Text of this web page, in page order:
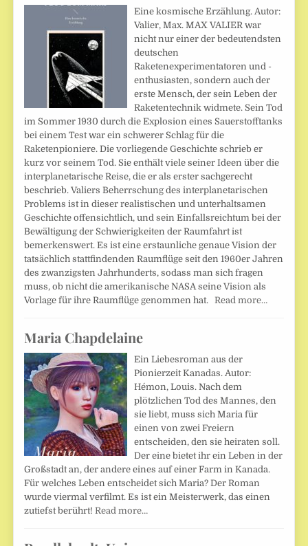
Eine kosmische Erzählung. Autor:
Valier, Max. MAX VALIER war
nicht nur einer der bedeutendsten
deutschen
Raketenexperimentatoren und -
enthusiasten, sondern auch der
erste Mensch, der sein Leben der
Raketentechnik widmete. Sein Tod
im Sommer 1930 durch die Explosion eines Sauerstofftanks
bei einem Test war ein schwerer Schlag für die
Raketenpioniere. Die vorliegende Geschichte schrieb er
kurz vor seinem Tod. Sie enthält viele seiner Ideen über die
interplanetarische Reise, die er als erster sachgerecht
beschrieb. Valiers Beherrschung des interplanetarischen
Problems ist in dieser realistischen und unterhaltsamen
Geschichte offensichtlich, und sein Einfallsreichtum bei der
Bewältigung der Schwierigkeiten der Raumfahrt ist
bemerkenswert. Es ist eine erstaunliche genaue Vision der
tatsächlich stattfindenden Raumflüge seit den 1960er Jahren
des zwanzigsten Jahrhunderts, sodass man sich fragen
muss, ob nicht die amerikanische NASA seine Vision als
Vorlage für ihre Raumflüge genommen hat.Read more…
Maria Chapdelaine
Ein Liebesroman aus der
Pionierzeit Kanadas. Autor:
Hémon, Louis. Nach dem
plötzlichen Tod des Mannes, den
sie liebt, muss sich Maria für
einen von zwei Freiern
entscheiden, den sie heiraten soll.
Der eine bietet ihr ein Leben in der
Großstadt an, der andere eines auf einer Farm in Kanada.
Für welches Leben entscheidet sich Maria? Der Roman
wurde viermal verfilmt. Es ist ein Meisterwerk, das einen
zutiefst berührt!Read more…